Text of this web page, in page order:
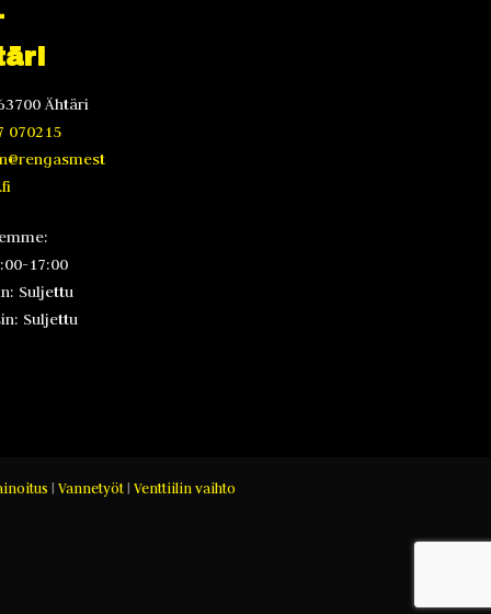
Ähtäri
070215
17:00
Suljettu
Suljettu
| Vannetyöt| Venttiilin vaihto